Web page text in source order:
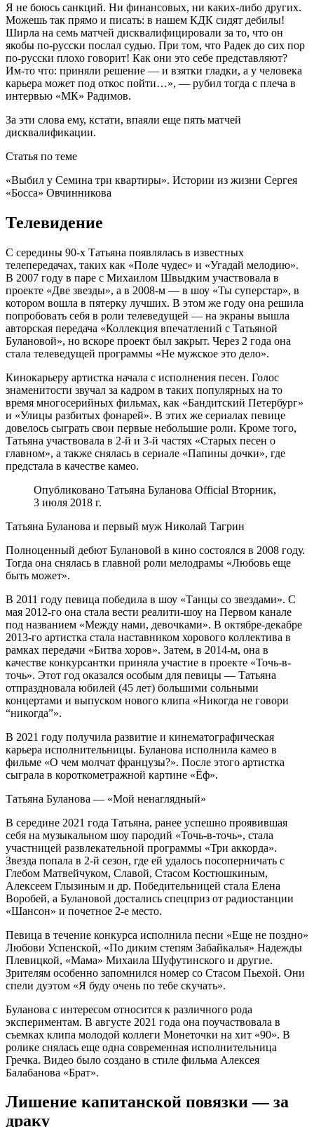
Я не боюсь санкций. Ни финансовых, ни каких-либо других.
Можешь так прямо и писать: в нашем КДК сидят дебилы!
Ширла на семь матчей дисквалифицировали за то, что он
якобы по-русски послал судью. При том, что Радек до сих пор
по-русски плохо говорит! Как они это себе представляют?
Им-то что: приняли решение — и взятки гладки, а у человека
карьера может под откос пойти…», — рубил тогда с плеча в
интервью «МК» Радимов.
За эти слова ему, кстати, впаяли еще пять матчей
дисквалификации.
Статья по теме
«Выбил у Семина три квартиры». Истории из жизни Сергея
«Босса» Овчинникова
Телевидение
С середины 90-х Татьяна появлялась в известных
телепередачах, таких как «Поле чудес» и «Угадай мелодию».
В 2007 году в паре с Михаилом Швыдким участвовала в
проекте «Две звезды», а в 2008-м — в шоу «Ты суперстар», в
котором вошла в пятерку лучших. В этом же году она решила
попробовать себя в роли телеведущей — на экраны вышла
авторская передача «Коллекция впечатлений с Татьяной
Булановой», но вскоре проект был закрыт. Через 2 года она
стала телеведущей программы «Не мужское это дело».
Кинокарьеру артистка начала с исполнения песен. Голос
знаменитости звучал за кадром в таких популярных на то
время многосерийных фильмах, как «Бандитский Петербург»
и «Улицы разбитых фонарей». В этих же сериалах певице
довелось сыграть свои первые небольшие роли. Кроме того,
Татьяна участвовала в 2-й и 3-й частях «Старых песен о
главном», а также снялась в сериале «Папины дочки», где
предстала в качестве камео.
Опубликовано Татьяна Буланова Official Вторник,
3 июля 2018 г.
Татьяна Буланова и первый муж Николай Тагрин
Полноценный дебют Булановой в кино состоялся в 2008 году.
Тогда она снялась в главной роли мелодрамы «Любовь еще
быть может».
В 2011 году певица победила в шоу «Танцы со звездами». С
мая 2012-го она стала вести реалити-шоу на Первом канале
под названием «Между нами, девочками». В октябре-декабре
2013-го артистка стала наставником хорового коллектива в
рамках передачи «Битва хоров». Затем, в 2014-м, она в
качестве конкурсантки приняла участие в проекте «Точь-в-
точь». Этот год оказался особым для певицы — Татьяна
отпраздновала юбилей (45 лет) большими сольными
концертами и выпуском нового клипа «Никогда не говори
“никогда”».
В 2021 году получила развитие и кинематографическая
карьера исполнительницы. Буланова исполнила камео в
фильме «О чем молчат французы?». После этого артистка
сыграла в короткометражной картине «Ёф».
Татьяна Буланова — «Мой ненаглядный»
В середине 2021 года Татьяна, ранее успешно проявившая
себя на музыкальном шоу пародий «Точь-в-точь», стала
участницей развлекательной программы «Три аккорда».
Звезда попала в 2-й сезон, где ей удалось посоперничать с
Глебом Матвейчуком, Славой, Стасом Костюшкиным,
Алексеем Глызиным и др. Победительницей стала Елена
Воробей, а Булановой достались спецприз от радиостанции
«Шансон» и почетное 2-е место.
Певица в течение конкурса исполнила песни «Еще не поздно»
Любови Успенской, «По диким степям Забайкалья» Надежды
Плевицкой, «Мама» Михаила Шуфутинского и другие.
Зрителям особенно запомнился номер со Стасом Пьехой. Они
спели дуэтом «Я буду очень по тебе скучать».
Буланова с интересом относится к различного рода
экспериментам. В августе 2021 года она поучаствовала в
съемках клипа молодой коллеги Монеточки на хит «90». В
ролике снялась еще одна современная исполнительница
Гречка. Видео было создано в стиле фильма Алексея
Балабанова «Брат».
Лишение капитанской повязки — за
драку